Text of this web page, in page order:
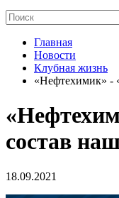
Главная
Новости
Клубная жизнь
«Нефтехимик» -
состав
18.09.2021